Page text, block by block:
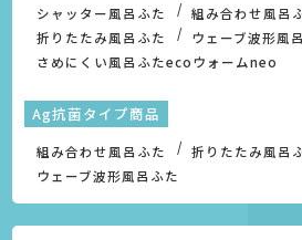
シャッター風呂ふた
組み合わせ風呂
折りたたみ風呂ふた
ウェーブ波形風
さめにくい風呂ふたecoウォームneo
Ag抗菌タイプ商品
組み合わせ風呂ふた
折りたたみ風呂
ウェーブ波形風呂ふた